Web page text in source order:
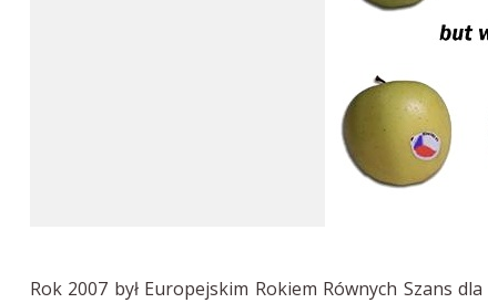
Rok 2007 był Europejskim Rokiem Równych Szans